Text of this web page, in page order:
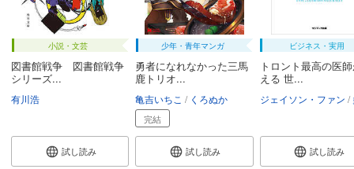
小説・文芸
図書館戦争 図書館戦争
シリーズ...
有川浩
試し読み
少年・青年マンガ
勇者になれなかった三馬
鹿トリオ...
亀吉いちこ くろぬか
完結
試し読み
ビジネス・実用
トロント最高の医
える 世...
ジェイソン・ファン
試し読み